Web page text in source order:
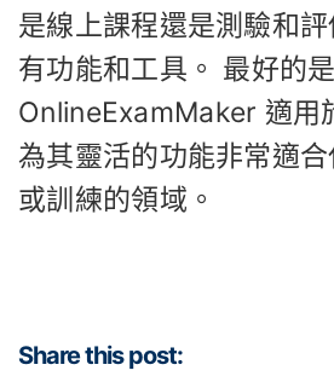
是線上課程還是測驗和
有功能和工具。 最好的是
OnlineExamMaker 適用
為其靈活的功能非常適
或訓練的領域。
Share this post: